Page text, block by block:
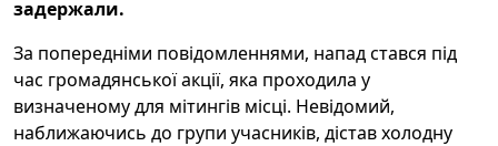
задержали.
За попередніми повідомленнями, напад стався під
час громадянської акції, яка проходила у
визначеному для мітингів місці. Невідомий,
наближаючись до групи учасників, дістав холодну